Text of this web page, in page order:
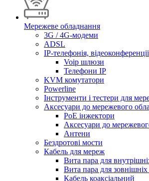
Мережеве обладнання
3G / 4G-модеми
ADSL
IP-телефонія, відеоконференції
Voip шлюзи
Телефони IP
KVM комутатори
Powerline
Інструменти і тестери для
Аксесуари до мережевого
PoE інжектори
Аксесуари до
Антени
Бездротові мости
Кабель для мереж
Вита пара для
Вита пара для зовнішніх
Кабель коаксіальний